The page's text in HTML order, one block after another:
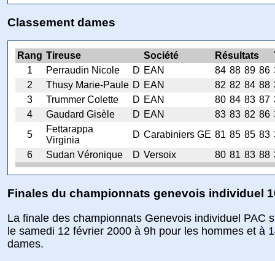
Classement dames
Rang Tireuse Société Résultats
1
Perraudin Nicole D EAN 84 88 89 86
2
Thusy Marie-Paule D EAN 82 82 84 88
3
Trummer Colette D EAN 80 84 83 87
4
Gaudard Gisèle D EAN 83 83 82 86
5
Fettarappa
Virginia
D Carabiniers GE 81 85 85 83
6
Sudan Véronique D Versoix 80 81 83 88
Finales du championnats genevois individuel
La finale des championnats Genevois individuel PAC
le samedi 12 février 2000 à 9h pour les hommes et à
dames.